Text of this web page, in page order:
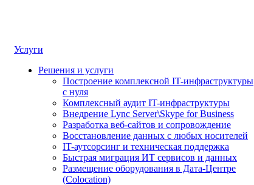
Услуги
Решения и услуги
Построение комплексной IT-инфраструктуры
с нуля
Комплексный аудит IT-инфраструктуры
Внедрение Lync Server\Skype for Business
Разработка веб-сайтов и сопровождение
Восстановление данных с любых носителей
IT-аутсорсинг и техническая поддержка
Быстрая миграция ИТ сервисов и данных
Размещение оборудования в Дата-Центре
(Colocation)